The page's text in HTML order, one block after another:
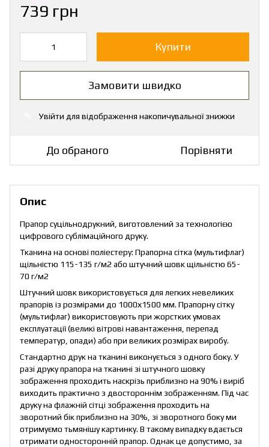
739 грн
Купити
Замовити швидко
Увійти для відображення накопичувальної знижки
До обраного Порівняти
Опис
Прапор суцільнодрукний, виготовлений за технологією
цифрового сублімаційного друку.
Тканина на основі поліестеру: Прапорна сітка (мультифлаг)
щільністю 115-135 г/м2 або штучний шовк щільністю 65-
70 г/м2
Штучний шовк використовується для легких невеликих
прапорів із розмірами до 1000х1500 мм. Прапорну сітку
(мультифлаг) використовують при жорстких умовах
експлуатації (великі вітрові навантаження, перепад
температур, опади) або при великих розмірах виробу.
Стандартно друк на тканині виконується з одного боку. У
разі друку прапора на тканині зі штучного шовку
зображення проходить наскрізь приблизно на 90% і виріб
виходить практично з двостороннім зображенням. Під час
друку на флажній сітці зображення проходить на
зворотний бік приблизно на 30%, зі зворотного боку ми
отримуємо тьмянішу картинку. В такому випадку вдається
отримати односторонній прапор. Однак це допустимо, за